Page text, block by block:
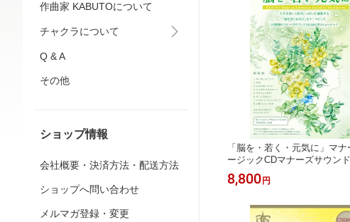
作曲家 KABUTOについて
チャクラについて
Q & A
その他
ショップ情報
会社概要・決済方法・配送方法
ショップへ問い合わせ
メルマガ登録・変更
「脳を・若く・元気に」マナ
ージックCDマナーズサウン
TOヒーリングミュージック
音楽 ヒーリング ヨガ 瞑想 ヒ
振動療法 音響療法 特殊音響
8,800 円